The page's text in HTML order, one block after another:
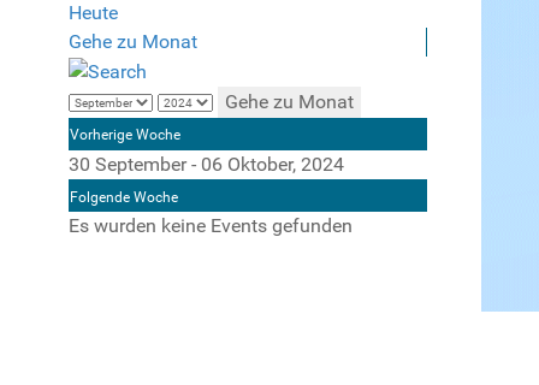
Heute
Gehe zu Monat
Gehe zu Monat
Vorherige Woche
30 September - 06 Oktober, 2024
Folgende Woche
Es wurden keine Events gefunden